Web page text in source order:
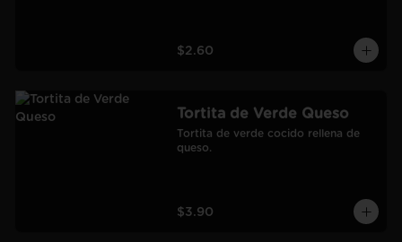
$2.60
Tortita de Verde Queso
Tortita de verde cocido rellena de
queso.
$3.90